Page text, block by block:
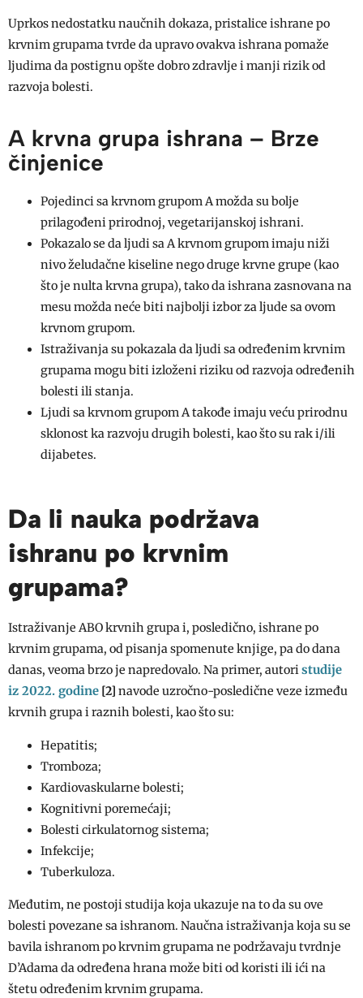
Uprkos nedostatku naučnih dokaza, pristalice ishrane po
krvnim grupama tvrde da upravo ovakva ishrana pomaže
ljudima da postignu opšte dobro zdravlje i manji rizik od
razvoja bolesti.
A krvna grupa ishrana – Brze
činjenice
Pojedinci sa krvnom grupom A možda su bolje
prilagođeni prirodnoj, vegetarijanskoj ishrani.
Pokazalo se da ljudi sa A krvnom grupom imaju niži
nivo želudačne kiseline nego druge krvne grupe (kao
što je nulta krvna grupa), tako da ishrana zasnovana na
mesu možda neće biti najbolji izbor za ljude sa ovom
krvnom grupom.
Istraživanja su pokazala da ljudi sa određenim krvnim
grupama mogu biti izloženi riziku od razvoja određenih
bolesti ili stanja.
Ljudi sa krvnom grupom A takođe imaju veću prirodnu
sklonost ka razvoju drugih bolesti, kao što su rak i/ili
dijabetes.
Da li nauka podržava
ishranu po krvnim
grupama?
Istraživanje ABO krvnih grupa i, posledično, ishrane po
krvnim grupama, od pisanja spomenute knjige, pa do dana
danas, veoma brzo je napredovalo. Na primer, autoristudije
iz 2022. godine [2] navode uzročno-posledične veze između
krvnih grupa i raznih bolesti, kao što su:
Hepatitis;
Tromboza;
Kardiovaskularne bolesti;
Kognitivni poremećaji;
Bolesti cirkulatornog sistema;
Infekcije;
Tuberkuloza.
Međutim, ne postoji studija koja ukazuje na to da su ove
bolesti povezane sa ishranom. Naučna istraživanja koja su se
bavila ishranom po krvnim grupama ne podržavaju tvrdnje
D’Adama da određena hrana može biti od koristi ili ići na
štetu određenim krvnim grupama.